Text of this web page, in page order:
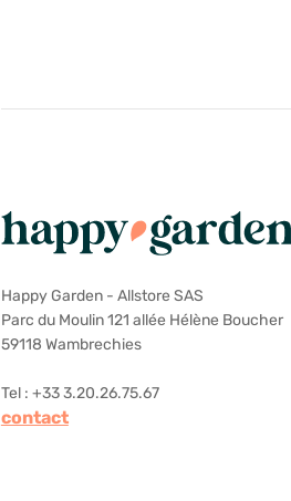
Happy Garden - Allstore SAS
Parc du Moulin 121 allée Hélène Boucher
59118 Wambrechies
Tel : +33 3.20.26.75.67
contact